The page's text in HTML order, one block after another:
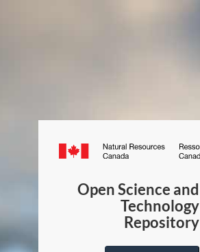
Canada.ca
Open Science and
Technology
Repository